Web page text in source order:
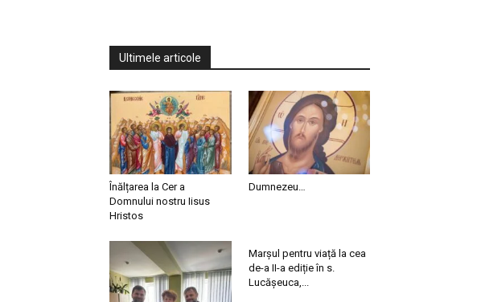
Ultimele articole
Înălțarea la Cer a
Domnului nostru Iisus
Hristos
Dumnezeu…
Marșul pentru viață la cea
de-a II-a ediție în s.
Lucășeuca,...